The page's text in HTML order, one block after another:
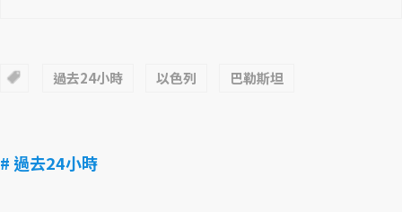
過去24小時 以色列 巴勒斯坦
# 過去24小時